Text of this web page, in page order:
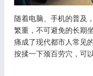
随着电脑、手机的普及
繁重，不可避免的长期
痛成了现代都市人常见
按揉一下颈百劳穴，可